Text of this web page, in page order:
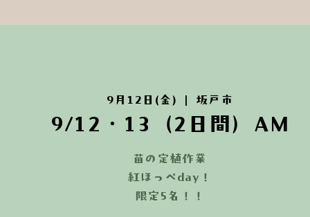
9月12日(金)
  |
坂戸市
9/12・13（2日間）AM
苗の定植作業
紅ほっぺday！
限定5名！！